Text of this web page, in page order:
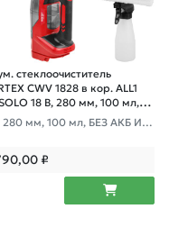
стеклоочиститель
CWV 1828 в кор. ALL1
18 В, 280 мм, 100 мл,
300 мл
280 мм, 100 мл, БЕЗ АКБ И З
₽